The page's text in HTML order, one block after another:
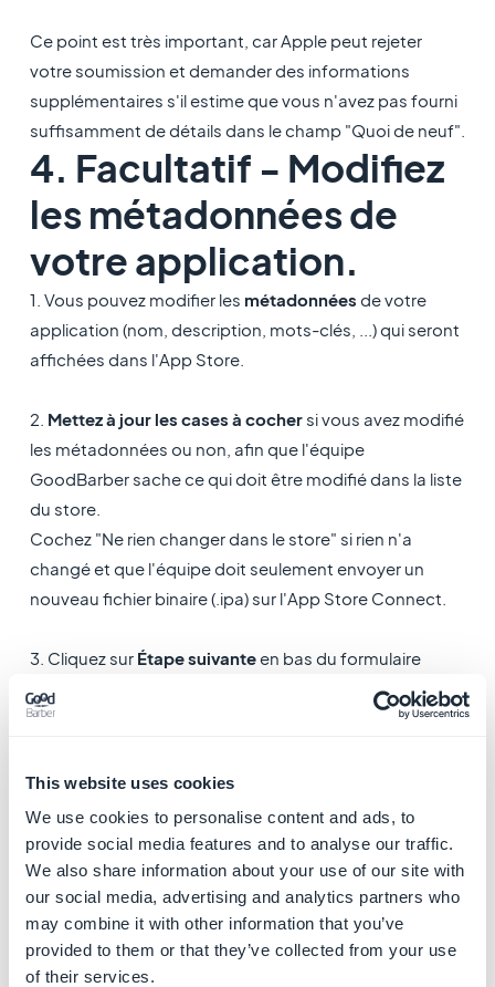
This website uses cookies
We use cookies to personalise content and ads, to
provide social media features and to analyse our traffic.
We also share information about your use of our site with
our social media, advertising and analytics partners who
may combine it with other information that you’ve
provided to them or that they’ve collected from your use
of their services.
Ce point est très important, car Apple peut rejeter
votre soumission et demander des informations
supplémentaires s'il estime que vous n'avez pas fourni
suffisamment de détails dans le champ "Quoi de neuf".
4. Facultatif - Modifiez
les métadonnées de
votre application.
1. Vous pouvez modifier les métadonnées de votre
application (nom, description, mots-clés, ...) qui seront
affichées dans l'App Store.
2. Mettez à jour les cases à cochersi vous avez modifié
les métadonnées ou non, afin que l'équipe
GoodBarber sache ce qui doit être modifié dans la liste
du store.
Cochez "Ne rien changer dans le store" si rien n'a
changé et que l'équipe doit seulement envoyer un
nouveau fichier binaire (.ipa) sur l'App Store Connect.
3. Cliquez sur Étape suivanteen bas du formulaire
lorsque vous avez terminé pour déclencher la
demande de mise à jour pour l'équipe GoodBarber.